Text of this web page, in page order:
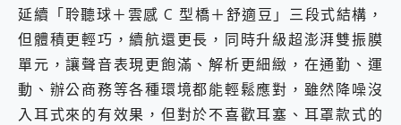
B&O 精品級音響! Home+ 中嘉寬頻 SoundBox 劇院串流盒 開箱 評測
2億 APO蔡司長焦神機降臨~ vivo X200 Pro、vivo X200 就是這麼好拍
EaseUS Vocal Remover 免費線上去聲器一鍵去除人聲 人聲 音樂分離 2024 消除人聲推薦
3 個超值 MHN 飛人工具分享~~ iToolab AnyGo 魔物獵人 Now飛人 ios教學 不出門也可以到處走
Locawhere AnyTo 寶可夢飛人 AnyTo 不出門也可以飛遍全世界
小體積 40000mAh 超大容量 一次充5個設備 充好充滿 CUKTECH 酷態科 300W 微型充電站 開箱 評測
延續「聆聽球＋雲感 C 型橋＋舒適豆」三段式結構，
但體積更輕巧，續航還更長，同時升級超澎湃雙振膜
單元，讓聲音表現更飽滿、解析更細緻，在通勤、運
動、辦公商務等各種環境都能輕鬆應對，雖然降噪沒
入耳式來的有效果，但對於不喜歡耳塞、耳罩款式的